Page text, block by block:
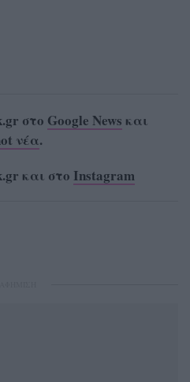
στο Google News και
νέα.
και στο Instagram